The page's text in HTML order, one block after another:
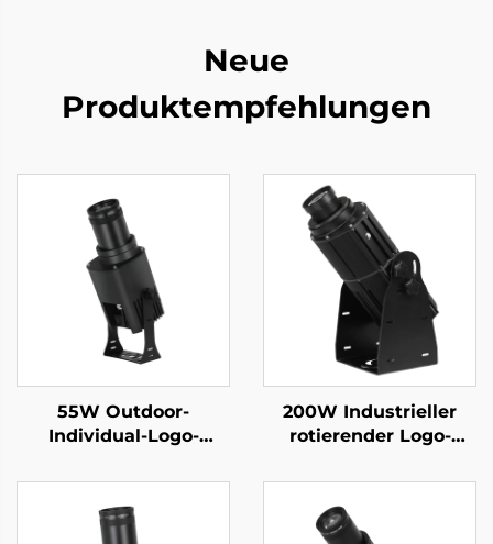
Neue
Produktempfehlungen
55W Outdoor-
Individual-Logo-
wasserdicht,
rotierendes Gobo-Licht
mit Fernbedienung für
200W Industrieller
rotierender Logo-
wasserdicht Gobo-
Licht für
Werksicherheit und